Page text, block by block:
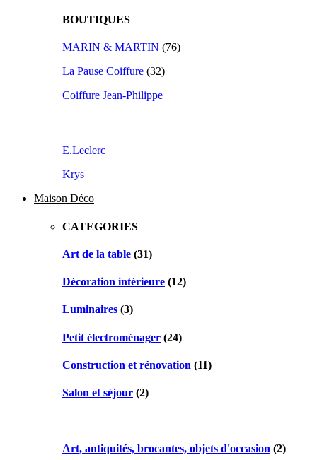
BOUTIQUES
MARIN & MARTIN (76)
La Pause Coiffure (32)
Coiffure Jean-Philippe
E.Leclerc
Krys
Maison Déco
CATEGORIES
Art de la table (31)
Décoration intérieure (12)
Luminaires (3)
Petit électroménager (24)
Construction et rénovation (11)
Salon et séjour (2)
Art, antiquités, brocantes, objets d'occasion (2)